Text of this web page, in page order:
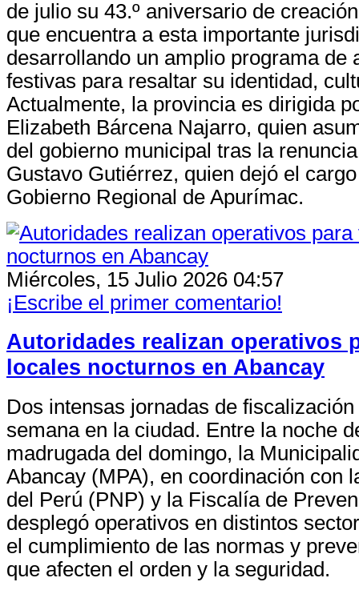
de julio su 43.º aniversario de
que encuentra a esta importante
desarrollando un amplio programa de
festivas para resaltar su identidad,
Actualmente, la provincia es dirigida
Elizabeth Bárcena Najarro, quien
del gobierno municipal tras la
Gustavo Gutiérrez, quien dejó el
Gobierno Regional de Apurímac.
Miércoles, 15 Julio 2026 04:57
¡Escribe el primer comentario!
Autoridades realizan operativos
locales nocturnos en Abancay
Dos intensas jornadas de
semana en la ciudad. Entre la noche
madrugada del domingo, la
Abancay (MPA), en coordinación con
del Perú (PNP) y la Fiscalía de
desplegó operativos en distintos
el cumplimiento de las normas y
que afecten el orden y la seguridad.